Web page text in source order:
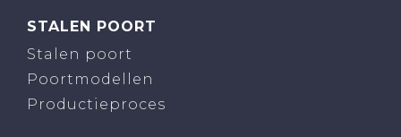
STALEN POORT
Stalen poort
Poortmodellen
Productieproces